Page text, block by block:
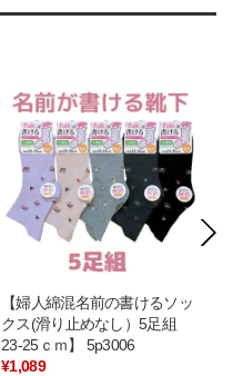
【婦人綿混名前の書けるソッ
クス(滑り止めなし）5足組
23-25ｃｍ】 5p3006
¥1,089